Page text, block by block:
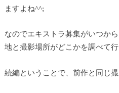
ますよね^^;
なのでエキストラ募集がいつか
地と撮影場所がどこかを調べて行
続編ということで、前作と同じ